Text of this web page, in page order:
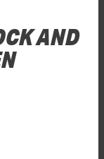
AND